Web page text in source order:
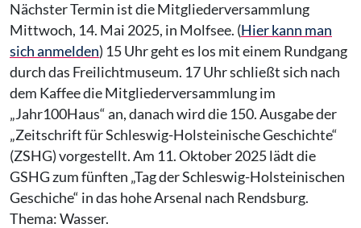
Nächster Termin ist die Mitgliederversammlung
Mittwoch, 14. Mai 2025, in Molfsee. (Hier kann man
sich anmelden) 15 Uhr geht es los mit einem Rundgang
durch das Freilichtmuseum. 17 Uhr schließt sich nach
dem Kaffee die Mitgliederversammlung im
„Jahr100Haus“ an, danach wird die 150. Ausgabe der
„Zeitschrift für Schleswig-Holsteinische Geschichte“
(ZSHG) vorgestellt. Am 11. Oktober 2025 lädt die
GSHG zum fünften „Tag der Schleswig-Holsteinischen
Geschiche“ in das hohe Arsenal nach Rendsburg.
Thema: Wasser.